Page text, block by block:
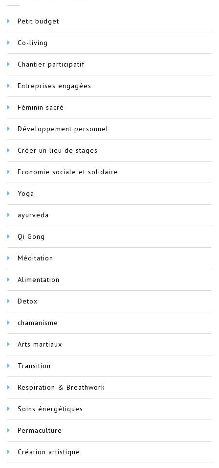
Petit budget
Co-living
Chantier participatif
Entreprises engagées
Féminin sacré
Développement personnel
Créer un lieu de stages
Economie sociale et solidaire
Yoga
ayurveda
Qi Gong
Méditation
Alimentation
Detox
chamanisme
Arts martiaux
Transition
Respiration & Breathwork
Soins énergétiques
Permaculture
Création artistique